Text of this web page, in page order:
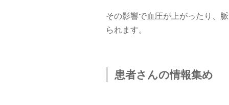
その影響で血圧が上がったり、
られます。
患者さんの情報集め